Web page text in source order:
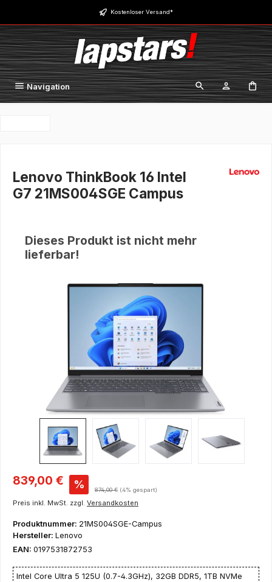
Zum Hauptinhalt springen Kostenloser Versand*
Navigation
Lenovo ThinkBook 16 Intel
G7 21MS004SGE Campus
Dieses Produkt ist nicht mehr
lieferbar!
Bildergalerie überspringen
Verkaufspreis:
839,00 € % Regulärer Preis:
874,00 € (4% gespart)
Preis inkl. MwSt. zzgl. Versandkosten
Produktnummer: 21MS004SGE-Campus
Hersteller: Lenovo
EAN: 0197531872753
Intel Core Ultra 5 125U (0.7-4.3GHz), 32GB DDR5, 1TB NVMe